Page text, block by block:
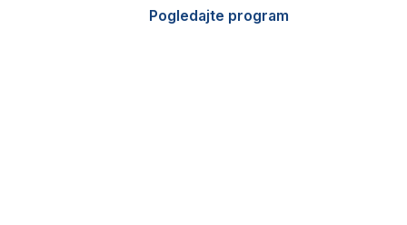
Pogledajte program